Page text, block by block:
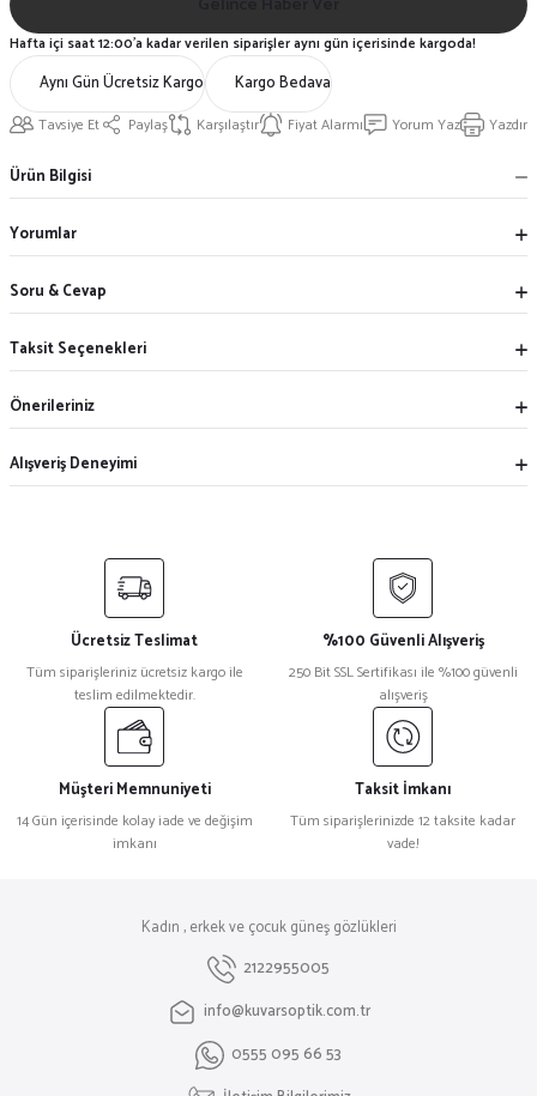
Aynı Gün Ücretsiz Kargo Kargo Bedava
Tavsiye Et Paylaş Karşılaştır Fiyat Alarmı Yorum Yaz Yazdır
Hafta içi saat 12:00'a kadar verilen siparişler aynı gün içerisinde kargoda!
Ürün Bilgisi
Yorumlar
Soru & Cevap
Taksit Seçenekleri
Önerileriniz
Alışveriş Deneyimi
Ücretsiz Teslimat
Tüm siparişleriniz ücretsiz kargo ile
teslim edilmektedir.
%100 Güvenli Alışveriş
250 Bit SSL Sertifikası ile %100 güvenli
alışveriş
Müşteri Memnuniyeti
14 Gün içerisinde kolay iade ve değişim
imkanı
Taksit İmkanı
Tüm siparişlerinizde 12 taksite kadar
vade!
Kadın , erkek ve çocuk güneş gözlükleri
2122955005
info@kuvarsoptik.com.tr
0555 095 66 53